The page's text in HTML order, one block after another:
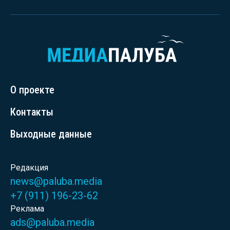
О проекте
Контакты
Выходные данные
Редакция
news@paluba.media
+7 (911) 196-23-62
Реклама
ads@paluba.media